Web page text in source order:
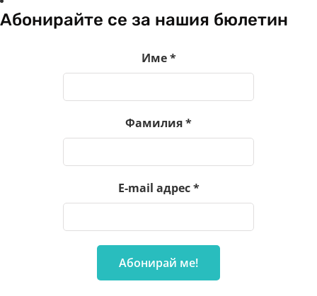
Абонирайте се за нашия бюлетин
Име*
Фамилия*
E-mail адрес*